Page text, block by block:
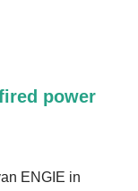
power
ENGIE in